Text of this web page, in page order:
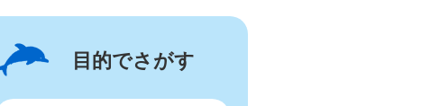
目的でさがす